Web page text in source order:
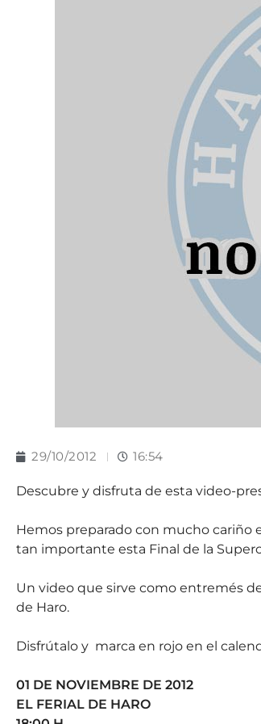
29/10/2012 16:54
Descubre y disfruta de esta video-
Hemos preparado con mucho cariño
tan importante esta Final de la
Un video que sirve como entremés
de Haro.
Disfrútalo y marca en rojo en el
01 DE NOVIEMBRE DE 2012
EL FERIAL DE HARO